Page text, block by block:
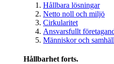
Hållbara lösningar
Netto noll och miljö
Cirkularitet
Ansvarsfullt
Människor och
Hållbarhet forts.